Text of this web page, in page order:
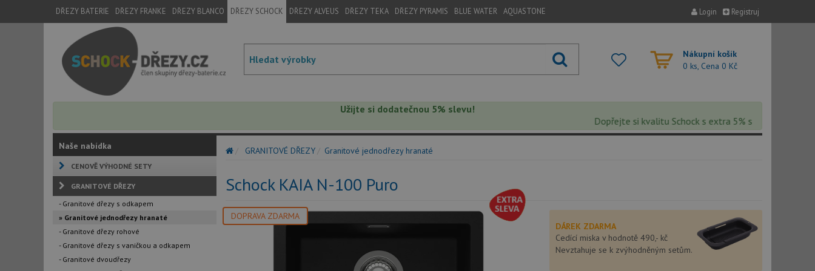
DŘEZY BATERIE DŘEZY FRANKE DŘEZY BLANCO DŘEZY SCHOCK DŘEZY ALVEUS DŘEZY TEKA DŘEZY PYRAMIS BLUE WATER AQUASTONE Login Registruj
Nákupní košík
0 ks, Cena 0 Kč
Užijte si dodatečnou 5% slevu!
Dopřejte si kvalitu Schock s extra 5% slevou – sleva se
Naše nabídka
CENOVĚ VÝHODNÉ SETY
GRANITOVÉ DŘEZY
- Granitové dřezy s odkapem
» Granitové jednodřezy hranaté
- Granitové dřezy rohové
- Granitové dřezy s vaničkou a odkapem
- Granitové dvoudřezy
GRANITOVÉ DŘEZY Granitové jednodřezy hranaté
Schock KAIA N-100 Puro
DOPRAVA ZDARMA
DÁREK ZDARMA
Cedící miska v hodnotě 490,- kč
Nevztahuje se k zvýhodněným setům.